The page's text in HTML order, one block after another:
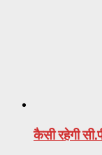
कैसी रहेगी